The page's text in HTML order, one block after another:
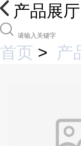
产品展厅
首页 > 产